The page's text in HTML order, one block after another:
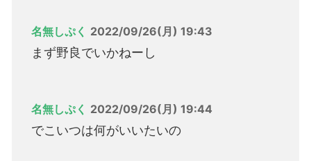
名無しぷく 2022/09/26(月) 19:43
まず野良でいかねーし
名無しぷく 2022/09/26(月) 19:44
でこいつは何がいいたいの